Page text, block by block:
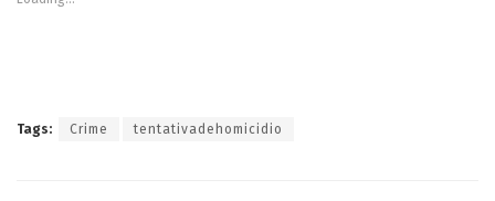
Tags: Crime tentativadehomicidio